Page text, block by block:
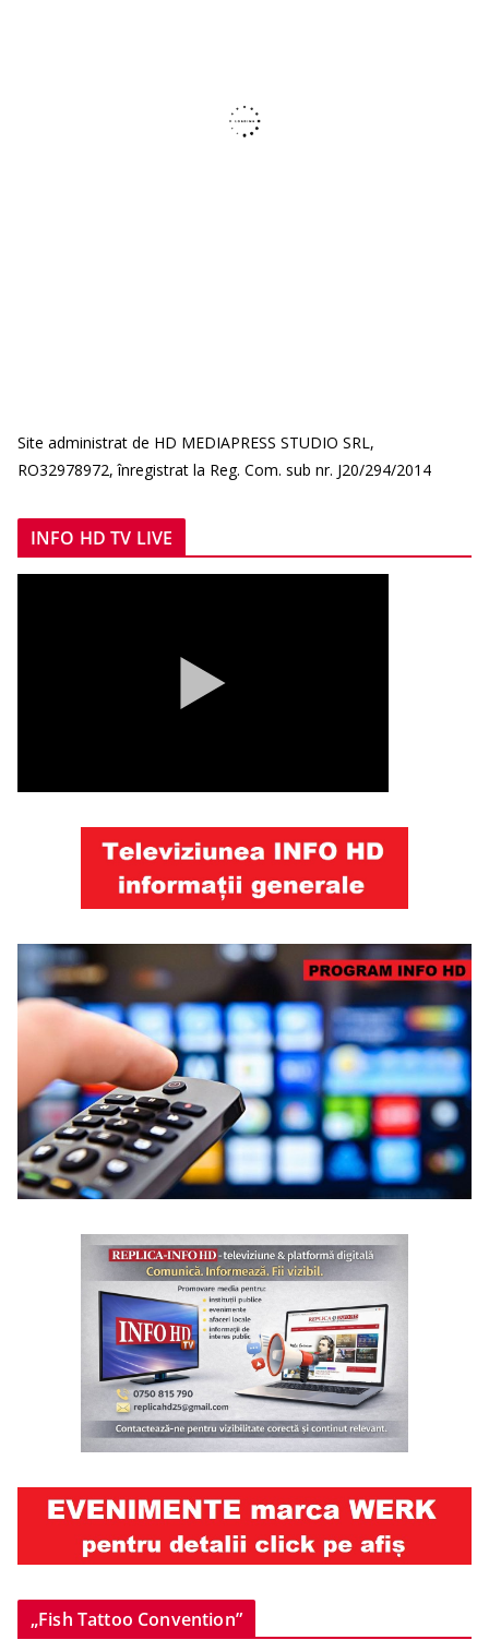
Site administrat de HD MEDIAPRESS STUDIO SRL,
RO32978972, înregistrat la Reg. Com. sub nr. J20/294/2014
INFO HD TV LIVE
„Fish Tattoo Convention”